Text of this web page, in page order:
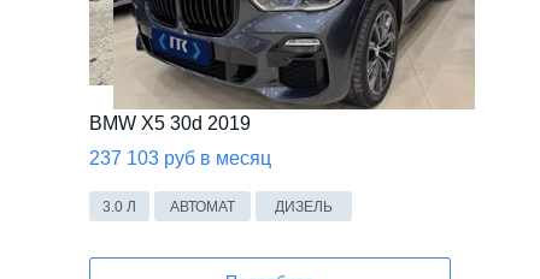
BMW X5 30d 2019
237 103 руб в месяц
3.0 Л АВТОМАТ ДИЗЕЛЬ